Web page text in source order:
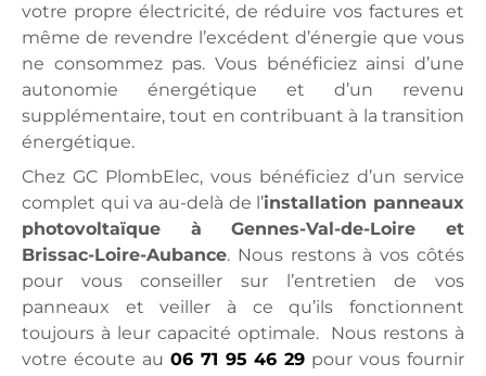
votre propre électricité, de réduire vos factures et
même de revendre l’excédent d’énergie que vous
ne consommez pas. Vous bénéficiez ainsi d’une
autonomie énergétique et d’un revenu
supplémentaire, tout en contribuant à la transition
énergétique.
Chez GC PlombElec, vous bénéficiez d’un service
complet qui va au-delà de l’installation panneaux
photovoltaïque à Gennes-Val-de-Loire et
Brissac-Loire-Aubance. Nous restons à vos côtés
pour vous conseiller sur l’entretien de vos
panneaux et veiller à ce qu’ils fonctionnent
toujours à leur capacité optimale. Nous restons à
votre écoute au 06 71 95 46 29 pour vous fournir